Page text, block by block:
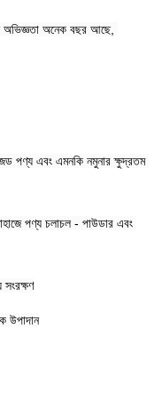
অভিজ্ঞতা অনেক বছর আছে,
পণ্য এবং এমনকি নমুনার ক্ষুদ্রতম
পণ্য চলাচল - পাউডার এবং
সংরক্ষণ
উপাদান